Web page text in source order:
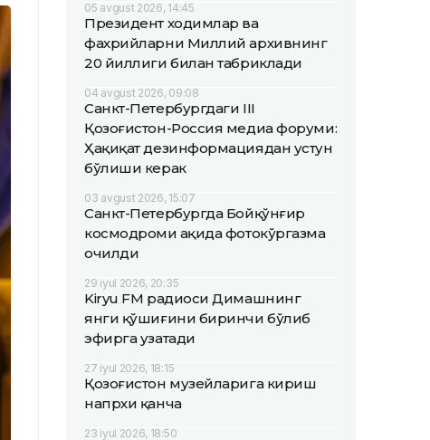
05 avgust 2026, 14:45
Президент ходимлар ва
фахрийларни Миллий архивнинг
20 йиллиги билан табриклади
04 avgust 2026, 09:08
Санкт-Петербургдаги III
Қозоғистон-Россия медиа форуми:
Ҳақиқат дезинформациядан устун
бўлиши керак
03 avgust 2026, 15:07
Санкт-Петербургда Бойқўнғир
космодроми ҳақида фотокўргазма
очилди
29 iyul 2026, 20:35
Kiryu FM радиоси Димашнинг
янги қўшиғини биринчи бўлиб
эфирга узатади
27 iyul 2026, 18:15
Қозоғистон музейларига кириш
напрхи қанча
23 iyul 2026, 18:50